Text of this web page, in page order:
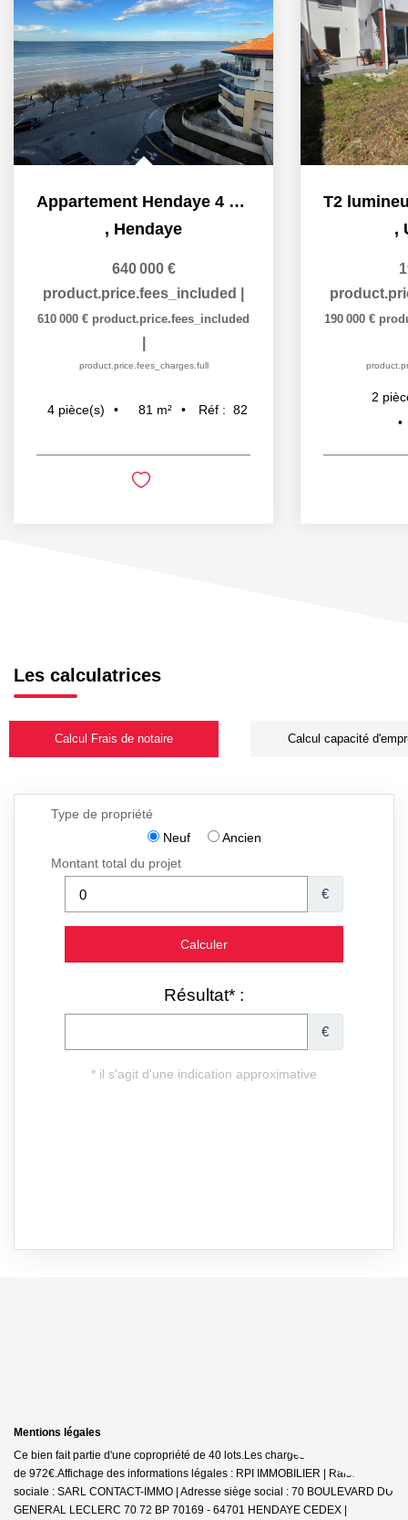
Appartement Hendaye 4 pièces 1ère ligne
, Hendaye
640 000 €
product.price.fees_included
610 000 € product.price.fees_included
product.price.fees_charges.full
4 pièce(s) 81 m² Réf : 82
,
190 000 €
2
Les calculatrices
Calcul Frais de notaire Calcul capacité
Mentions légales
Ce bien fait partie d'une copropriété de 40 lots.Les charges annuelles sont
de 972€.Affichage des informations légales : RPI IMMOBILIER | Raison
sociale : SARL CONTACT-IMMO | Adresse siège social : 70 BOULEVARD DU
GENERAL LECLERC 70 72 BP 70169 - 64701 HENDAYE CEDEX |